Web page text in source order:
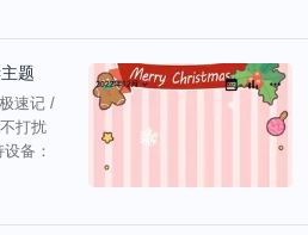
题
速记 /
打扰
备：